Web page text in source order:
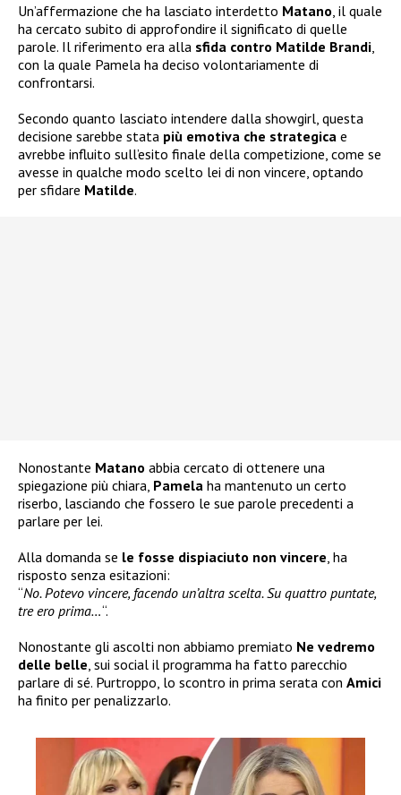
Un’affermazione che ha lasciato interdetto Matano , il quale
ha cercato subito di approfondire il significato di quelle
parole. Il riferimento era alla sfida contro Matilde Brandi
con la quale Pamela ha deciso volontariamente di
confrontarsi.
Secondo quanto lasciato intendere dalla showgirl, questa
decisione sarebbe stata più emotiva che strategica e
avrebbe influito sull’esito finale della competizione, come se
avesse in qualche modo scelto lei di non vincere, optando
per sfidare Matilde.
Nonostante Matano abbia cercato di ottenere una
spiegazione più chiara, Pamela ha mantenuto un certo
riserbo, lasciando che fossero le sue parole precedenti a
parlare per lei.
Alla domanda se le fosse dispiaciuto non vincere , ha
risposto senza esitazioni:
“No. Potevo vincere, facendo un’altra scelta. Su quattro puntate,
tre ero prima…“.
Nonostante gli ascolti non abbiamo premiato Ne vedremo
delle belle , sui social il programma ha fatto parecchio
parlare di sé. Purtroppo, lo scontro in prima serata con Amici
ha finito per penalizzarlo.